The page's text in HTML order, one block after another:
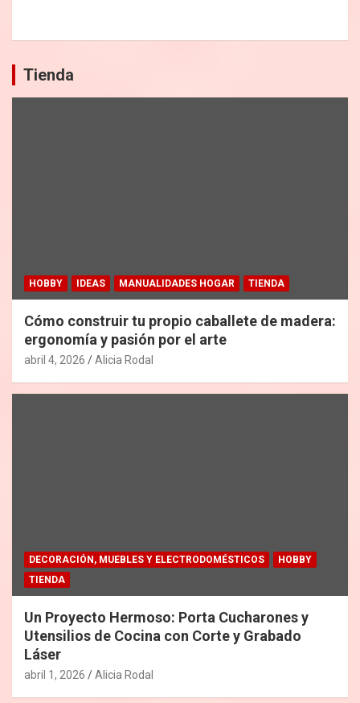
Tienda
HOBBY IDEAS MANUALIDADES HOGAR TIENDA
Cómo construir tu propio caballete de madera:
ergonomía y pasión por el arte
abril 4, 2026 Alicia Rodal
DECORACIÓN, MUEBLES Y ELECTRODOMÉSTICOS
HOBBY
TIENDA
Un Proyecto Hermoso: Porta Cucharones y
Utensilios de Cocina con Corte y Grabado
Láser
abril 1, 2026 Alicia Rodal